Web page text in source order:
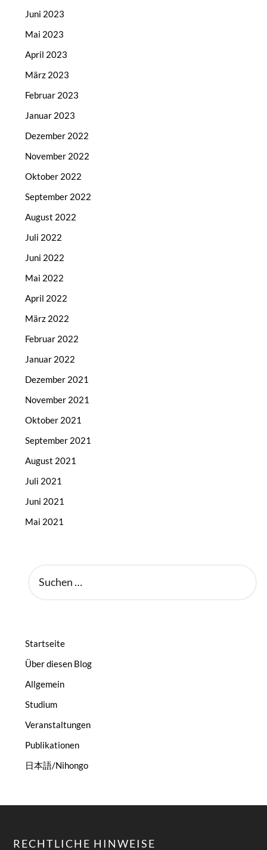
Juni 2023
Mai 2023
April 2023
März 2023
Februar 2023
Januar 2023
Dezember 2022
November 2022
Oktober 2022
September 2022
August 2022
Juli 2022
Juni 2022
Mai 2022
April 2022
März 2022
Februar 2022
Januar 2022
Dezember 2021
November 2021
Oktober 2021
September 2021
August 2021
Juli 2021
Juni 2021
Mai 2021
NACH:
Startseite
Über diesen Blog
Allgemein
Studium
Veranstaltungen
Publikationen
日本語/Nihongo
RECHTLICHE HINWEISE